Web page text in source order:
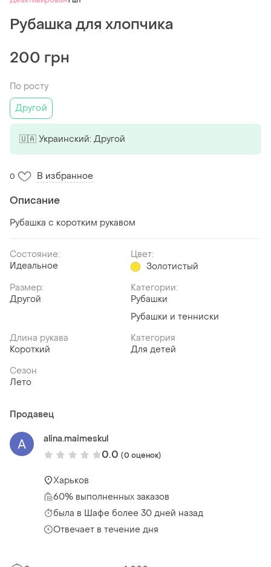
Рубашка для хлопчика
200 грн
По росту
Другой
🇺🇦 Украинский: Другой
0 В избранное
Описание
Рубашка с коротким рукавом
Состояние:
Идеальное
Цвет:
Золотистый
Размер:
Другой
Категории:
Рубашки
Рубашки и тенниски
Длина рукава
Короткий
Категория
Для детей
Сезон
Лето
Продавец
alina.maimeskul
0.0 (0 оценок)
Харьков
60% выполненных заказов
была в Шафе более 30 дней назад
Отвечает в течение дня